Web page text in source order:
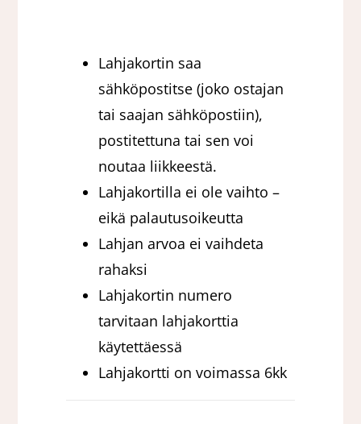
Lahjakortin saa
sähköpostitse (joko ostajan
tai saajan sähköpostiin),
postitettuna tai sen voi
noutaa liikkeestä.
Lahjakortilla ei ole vaihto –
eikä palautusoikeutta
Lahjan arvoa ei vaihdeta
rahaksi
Lahjakortin numero
tarvitaan lahjakorttia
käytettäessä
Lahjakortti on voimassa 6kk